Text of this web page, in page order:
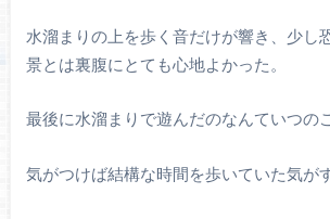
水溜まりの上を歩く音だけが響き、少し
景とは裏腹にとても心地よかった。
最後に水溜まりで遊んだのなんていつの
気がつけば結構な時間を歩いていた気がす